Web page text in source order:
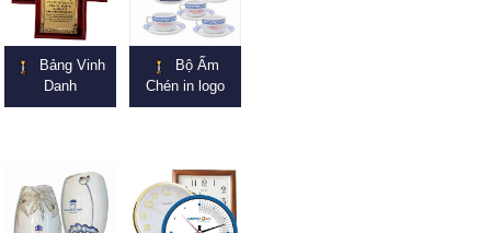
Bảng Vinh
Danh
Bộ Ấm
Chén in logo